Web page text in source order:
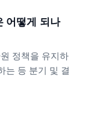
어떻게 되나
정책을 유지하
는 등 분기 및 결